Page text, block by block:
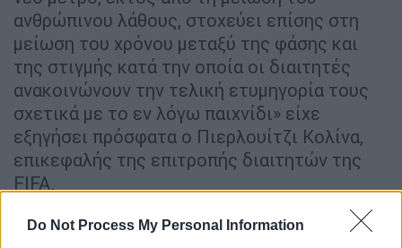
Do Not Process My Personal Information
ανθρώπινου λάθους, στοχεύει επίσης στη
μείωση του χρόνου μεταξύ της φάσης και
της στιγμής κατά την οποία οι διαιτητές
ανακοινώνουν την τελική ετυμηγορία τους
σχετικά με το εν λόγω παιχνίδι» είχε
εξηγήσει πρόσφατα ο Πιερλουίτζι Κολίνα,
επικεφαλής της επιτροπής διαιτητών της
FIFA.
Με ακρίβεια... χιλιοστού